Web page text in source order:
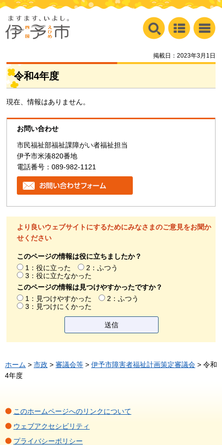
掲載日：2023年3月1日
令和4年度
現在、情報はありません。
お問い合わせ
市民福祉部福祉課障がい者福祉担当
伊予市米湊820番地
電話番号：089-982-1121
より良いウェブサイトにするためにみなさまのご意見をお聞か
せください
このページの情報は役に立ちましたか？
1：役に立った
2：ふつう
3：役に立たなかった
このページの情報は見つけやすかったですか？
1：見つけやすかった
2：ふつう
3：見つけにくかった
ホーム > 市政 > 審議会等 > 伊予市障害者福祉計画策定審議会 > 令和
4年度
このホームページへのリンクについて
ウェブアクセシビリティ
プライバシーポリシー